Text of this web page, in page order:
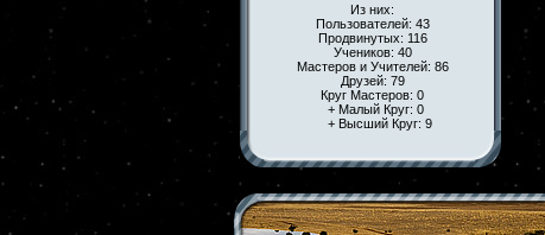
Из них:
Пользователей: 43
Продвинутых: 116
Учеников: 40
Мастеров и Учителей: 86
Друзей: 79
Круг Мастеров: 0
+ Малый Круг: 0
+ Высший Круг: 9